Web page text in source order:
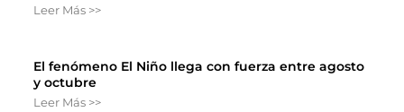
Leer Más >>
El fenómeno El Niño llega con fuerza entre agosto
y octubre
Leer Más >>